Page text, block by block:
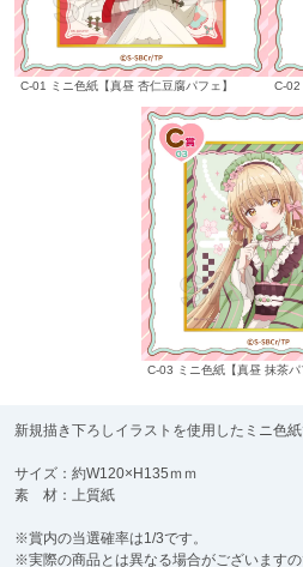
C-01 ミニ色紙【真昼 杏仁豆腐パフェ】 C-02
C-03 ミニ色紙【真昼 抹茶パ
新規描き下ろしイラストを使用したミニ色紙
サイズ：約W120×H135ｍｍ
素 材：上質紙
※賞内の当選確率は1/3です。
※実際の商品とは異なる場合がございますの